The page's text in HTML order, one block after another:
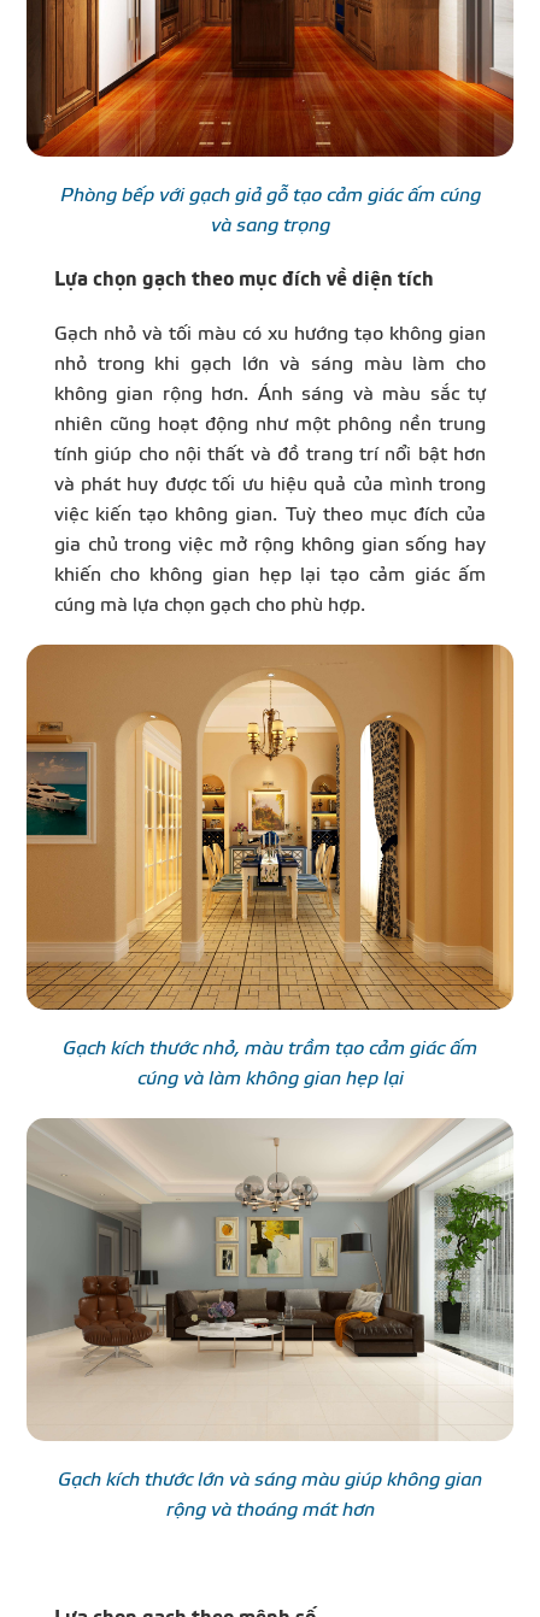
Phòng bếp với gạch giả gỗ tạo cảm giác ấm cúng
và sang trọng
Lựa chọn gạch theo mục đích về diện tích
Gạch nhỏ và tối màu có xu hướng tạo không gian
nhỏ trong khi gạch lớn và sáng màu làm cho
không gian rộng hơn. Ánh sáng và màu sắc tự
nhiên cũng hoạt động như một phông nền trung
tính giúp cho nội thất và đồ trang trí nổi bật hơn
và phát huy được tối ưu hiệu quả của mình trong
việc kiến tạo không gian. Tuỳ theo mục đích của
gia chủ trong việc mở rộng không gian sống hay
khiến cho không gian hẹp lại tạo cảm giác ấm
cúng mà lựa chọn gạch cho phù hợp.
Gạch kích thước nhỏ, màu trầm tạo cảm giác ấm
cúng và làm không gian hẹp lại
Gạch kích thước lớn và sáng màu giúp không gian
rộng và thoáng mát hơn